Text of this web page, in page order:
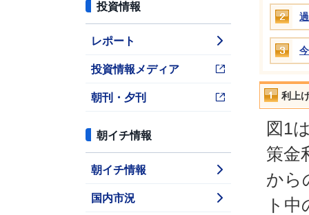
投資情報
レポート
投資情報メディア
朝刊・夕刊
朝イチ情報
朝イチ情報
国内市況
利上
図1
策金
から
ト